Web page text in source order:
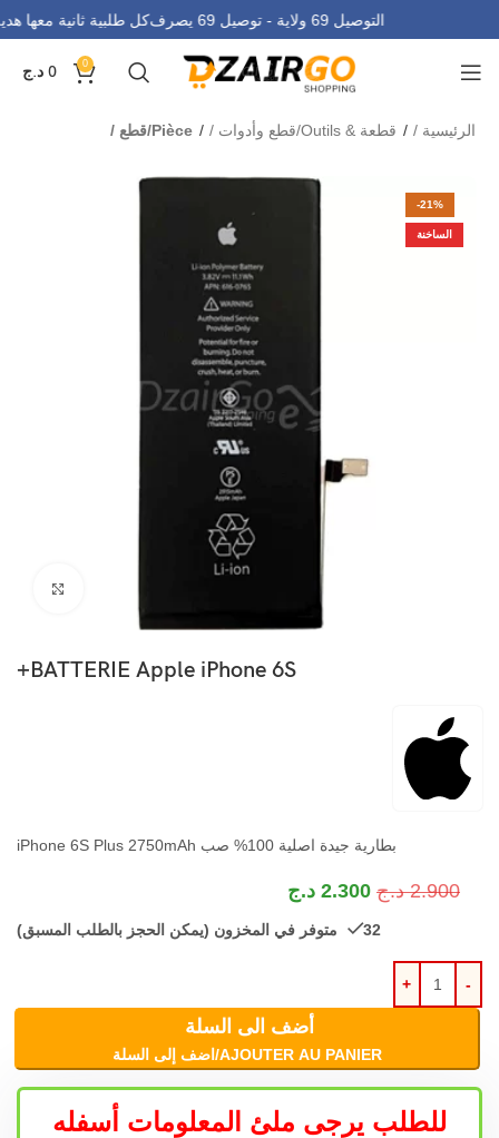
التوصيل 69 ولاية - توصيل 69 يصرف كل طلبية ثانية
0
0 د.ج
الرئيسية قطعة & Outils/قطع وأدوات Pièce/قطع
-21%
الساخنة
BATTERIE Apple iPhone 6S+
بطارية جيدة اصلية 100% صب iPhone 6S Plus 2750mAh
2.900 د.ج 2.300 د.ج
32 متوفر في المخزون (يمكن الحجز بالطلب المسبق)
أضف الى السلة
AJOUTER AU PANIER/اضف إلى السلة
للطلب يرجى ملئ المعلومات أسفله